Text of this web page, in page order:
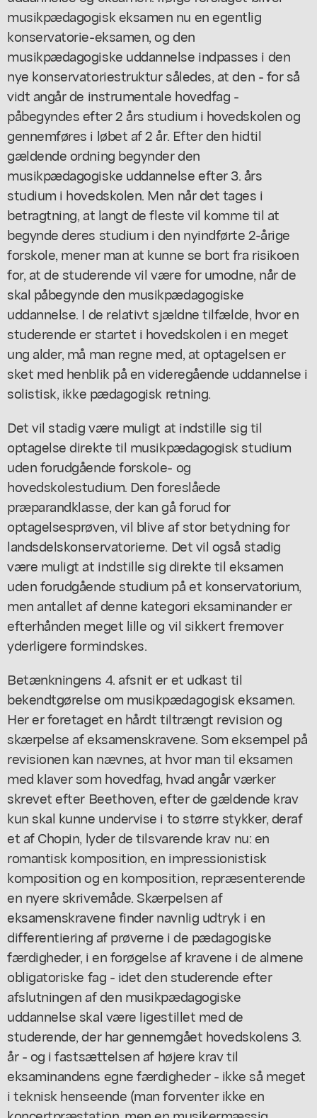
musikpædagogisk eksamen nu en egentlig
konservatorie-eksamen, og den
musikpædagogiske uddannelse indpasses i den
nye konservatoriestruktur således, at den - for så
vidt angår de instrumentale hovedfag -
påbegyndes efter 2 års studium i hovedskolen og
gennemføres i løbet af 2 år. Efter den hidtil
gældende ordning begynder den
musikpædagogiske uddannelse efter 3. års
studium i hovedskolen. Men når det tages i
betragtning, at langt de fleste vil komme til at
begynde deres studium i den nyindførte 2-årige
forskole, mener man at kunne se bort fra risikoen
for, at de studerende vil være for umodne, når de
skal påbegynde den musikpædagogiske
uddannelse. I de relativt sjældne tilfælde, hvor en
studerende er startet i hovedskolen i en meget
ung alder, må man regne med, at optagelsen er
sket med henblik på en videregående uddannelse i
solistisk, ikke pædagogisk retning.
Det vil stadig være muligt at indstille sig til
optagelse direkte til musikpædagogisk studium
uden forudgående forskole- og
hovedskolestudium. Den foreslåede
præparandklasse, der kan gå forud for
optagelsesprøven, vil blive af stor betydning for
landsdelskonservatorierne. Det vil også stadig
være muligt at indstille sig direkte til eksamen
uden forudgående studium på et konservatorium,
men antallet af denne kategori eksaminander er
efterhånden meget lille og vil sikkert fremover
yderligere formindskes.
Betænkningens 4. afsnit er et udkast til
bekendtgørelse om musikpædagogisk eksamen.
Her er foretaget en hårdt tiltrængt revision og
skærpelse af eksamenskravene. Som eksempel på
revisionen kan nævnes, at hvor man til eksamen
med klaver som hovedfag, hvad angår værker
skrevet efter Beethoven, efter de gældende krav
kun skal kunne undervise i to større stykker, deraf
et af Chopin, lyder de tilsvarende krav nu: en
romantisk komposition, en impressionistisk
komposition og en komposition, repræsenterende
en nyere skrivemåde. Skærpelsen af
eksamenskravene finder navnlig udtryk i en
differentiering af prøverne i de pædagogiske
færdigheder, i en forøgelse af kravene i de almene
obligatoriske fag - idet den studerende efter
afslutningen af den musikpædagogiske
uddannelse skal være ligestillet med de
studerende, der har gennemgået hovedskolens 3.
år - og i fastsættelsen af højere krav til
eksaminandens egne færdigheder - ikke så meget
i teknisk henseende (man forventer ikke en